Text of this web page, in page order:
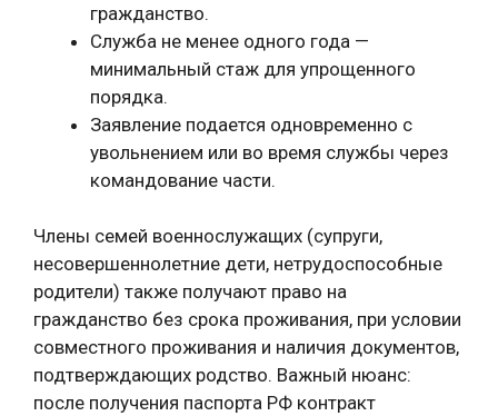
гражданство.
Служба не менее одного года —
минимальный стаж для упрощенного
порядка.
Заявление подается одновременно с
увольнением или во время службы через
командование части.
Члены семей военнослужащих (супруги,
несовершеннолетние дети, нетрудоспособные
родители) также получают право на
гражданство без срока проживания, при условии
совместного проживания и наличия документов,
подтверждающих родство. Важный нюанс:
после получения паспорта РФ контракт